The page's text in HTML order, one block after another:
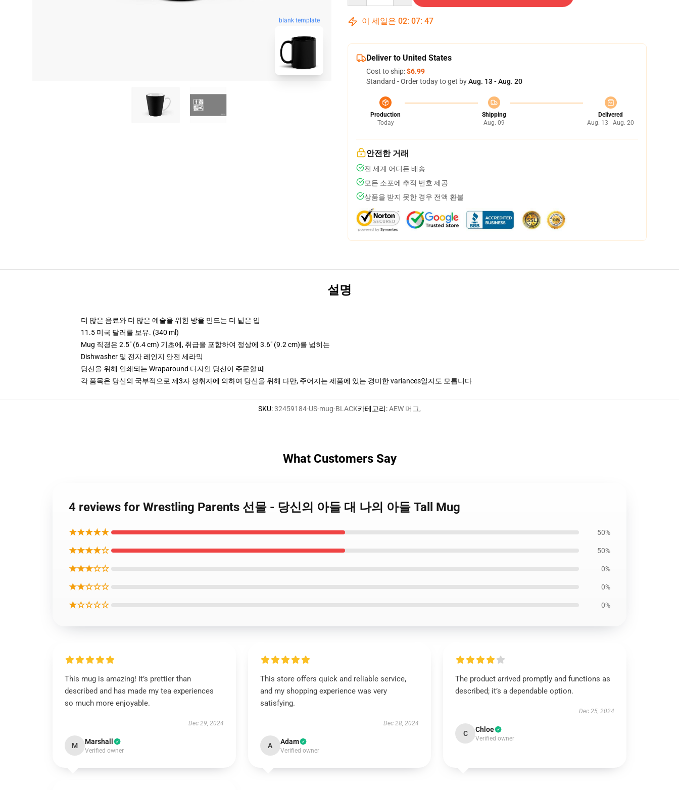
blank template 이 세일은 02: 07: 46
Deliver to United States
Cost to ship:$6.99
Standard - Order today to get byAug. 13 - Aug. 20
Production
Today
Shipping
Aug. 09
Delivered
Aug. 13 - Aug. 20
안전한 거래
전 세계 어디든 배송
모든 소포에 추적 번호 제공
상품을 받지 못한 경우 전액 환불
설명
더 많은 음료와 더 많은 예술을 위한 방을 만드는 더 넓은 입
11.5 미국 달러를 보유. (340 ml)
Mug 직경은 2.5" (6.4 cm) 기초에, 취급을 포함하여 정상에 3.6" (9.2 cm)를 넓히는
Dishwasher 및 전자 레인지 안전 세라믹
당신을 위해 인쇄되는 Wraparound 디자인 당신이 주문할 때
각 품목은 당신의 국부적으로 제3자 성취자에 의하여 당신을 위해 다만, 주어지는 제품에 있는 경미한 variances일지도 모릅니다
SKU:32459184-US-mug-BLACK카테고리:AEW 머그,
What Customers Say
4 reviews for Wrestling Parents 선물 - 당신의 아들 대 나의 아들 Tall Mug
★★★★★ 50%
★★★★☆ 50%
★★★☆☆ 0%
★★☆☆☆ 0%
★☆☆☆☆ 0%
This mug is amazing! It’s prettier than
described and has made my tea experiences
so much more enjoyable.
Dec 29, 2024
M Marshall
Verified owner
This store offers quick and reliable service,
and my shopping experience was very
satisfying.
Dec 28, 2024
A Adam
Verified owner
The product arrived promptly and functions as
described; it’s a dependable option.
Dec 25, 2024
C Chloe
Verified owner